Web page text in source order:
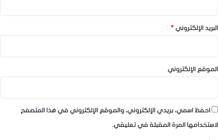
البريد الإلكتروني *
الموقع الإلكتروني
احفظ اسمي، بريدي الإلكتروني، والموقع الإلكتروني في هذا المتصفح
لاستخدامها المرة المقبلة في تعليقي.